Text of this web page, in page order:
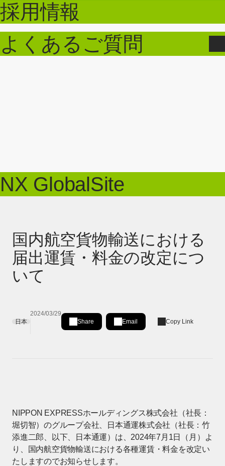
採用情報
よくあるご質問
NX GlobalSite
国内航空貨物輸送における
届出運賃・料金の改定につ
いて
日本
2024/03/29
Share
Share on LinkedIn
[Open in new window]
Email Copy Link
NIPPON EXPRESSホールディングス株式会社（社長：
堀切智）のグループ会社、日本通運株式会社（社長：竹
添進二郎、以下、日本通運）は、2024年7月1日（月）よ
り、国内航空貨物輸送における各種運賃・料金を改定い
たしますのでお知らせします。